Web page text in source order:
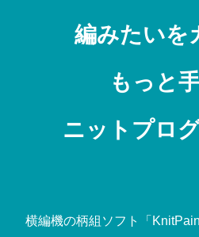
編みたいを
もっと
ニットプロ
横編機の柄組ソフト「